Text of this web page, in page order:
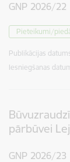
GNP 2026/22
Pieteikumi/
Publikācijas
Iesniegšanas
pārbūvei
GNP 2026/23